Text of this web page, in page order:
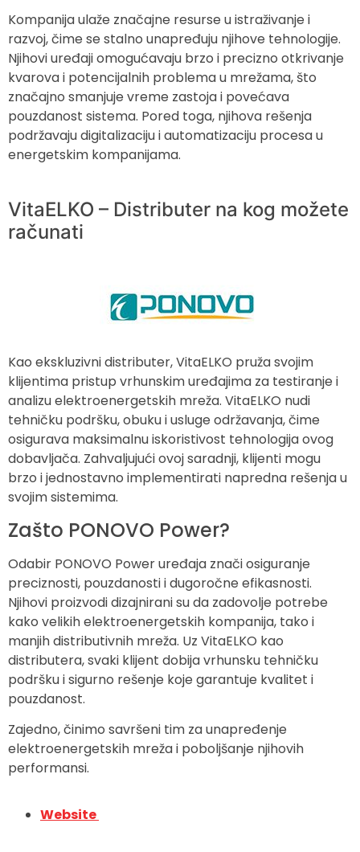
Kompanija ulaže značajne resurse u istraživanje i
razvoj, čime se stalno unapređuju njihove tehnologije.
Njihovi uređaji omogućavaju brzo i precizno otkrivanje
kvarova i potencijalnih problema u mrežama, što
značajno smanjuje vreme zastoja i povećava
pouzdanost sistema. Pored toga, njihova rešenja
podržavaju digitalizaciju i automatizaciju procesa u
energetskim kompanijama.
VitaELKO – Distributer na kog možete
računati
Kao ekskluzivni distributer, VitaELKO pruža svojim
klijentima pristup vrhunskim uređajima za testiranje i
analizu elektroenergetskih mreža. VitaELKO nudi
tehničku podršku, obuku i usluge održavanja, čime
osigurava maksimalnu iskoristivost tehnologija ovog
dobavljača. Zahvaljujući ovoj saradnji, klijenti mogu
brzo i jednostavno implementirati napredna rešenja u
svojim sistemima.
Zašto PONOVO Power?
Odabir PONOVO Power uređaja znači osiguranje
preciznosti, pouzdanosti i dugoročne efikasnosti.
Njihovi proizvodi dizajnirani su da zadovolje potrebe
kako velikih elektroenergetskih kompanija, tako i
manjih distributivnih mreža. Uz VitaELKO kao
distributera, svaki klijent dobija vrhunsku tehničku
podršku i sigurno rešenje koje garantuje kvalitet i
pouzdanost.
Zajedno, činimo savršeni tim za unapređenje
elektroenergetskih mreža i poboljšanje njihovih
performansi.
Website